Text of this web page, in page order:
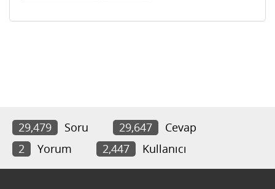
29,479 Soru 29,647
Cevap
2
Yorum 2,447 Kullanıcı